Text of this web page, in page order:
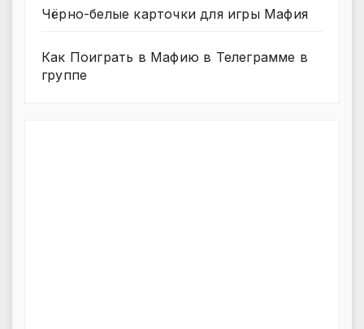
Чёрно-белые карточки для игры Мафия
Как Поиграть в Мафию в Телеграмме в
группе